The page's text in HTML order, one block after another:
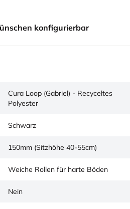
konfigurierbar
Cura Loop (Gabriel) - Recyceltes
Polyester
Schwarz
150mm (Sitzhöhe 40-55cm)
Weiche Rollen für harte Böden
Nein